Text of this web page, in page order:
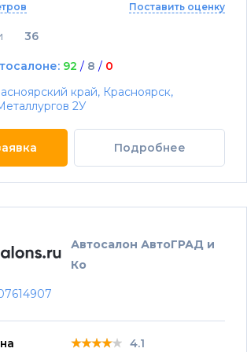
Поставить оценку
36
92 / 8 / 0
край, Красноярск,
2У
Подробнее
Автосалон АвтоГРАД и
Ко
★★★★★
★★★★★
★★★★★ 4.1